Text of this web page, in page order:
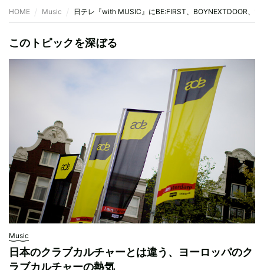
HOME Music 日テレ『with MUSIC』にBE:FIRST、BOYNEXTDOOR、
このトピックを深ぼる
Music
日本のクラブカルチャーとは違う、ヨーロッパのク
ラブカルチャーの熱気